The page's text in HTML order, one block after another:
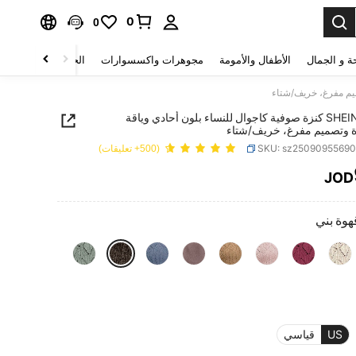
0
0
و الجمال الأطفال والأمومة مجوهرات واكسسوارات الحقائب والأمتعة
SHEIN LUNE كنزة صوفية كاجوال للنساء بلون أحادي وياقة
وتصميم مفرغ، خريف/شتاء
SKU: (500+ تعليقات)
PRICE AND JOD
بني
US قياسي